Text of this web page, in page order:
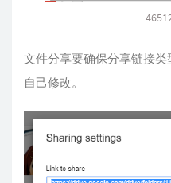
文件分享要确保分享链接
自己修改。